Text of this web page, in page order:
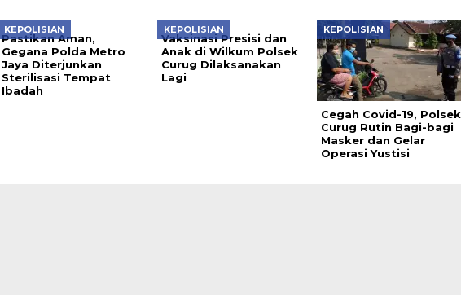
KEPOLISIAN
Pastikan Aman,
Gegana Polda Metro
Jaya Diterjunkan
Sterilisasi Tempat
Ibadah
KEPOLISIAN
Vaksinasi Presisi dan
Anak di Wilkum Polsek
Curug Dilaksanakan
Lagi
KEPOLISIAN
Cegah Covid-19, Polsek
Curug Rutin Bagi-bagi
Masker dan Gelar
Operasi Yustisi